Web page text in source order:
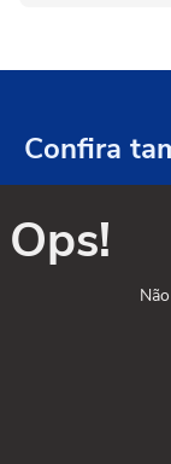
Confira
Ops!